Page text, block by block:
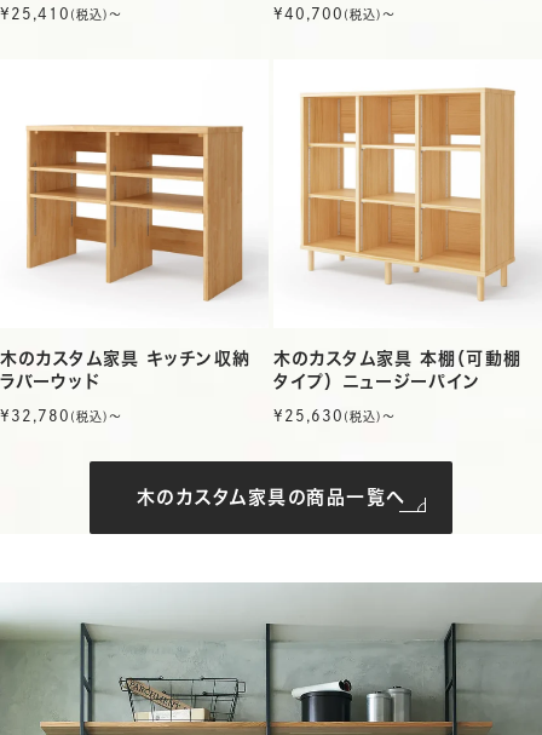
¥25,410 (税込)〜 ¥40,700 (税込)〜
木のカスタム家具 キッチン収納
ラバーウッド
¥32,780 (税込)〜
木のカスタム家具 本棚（可動棚
タイプ） ニュージーパイン
¥25,630 (税込)〜
木のカスタム家具の商品一覧へ